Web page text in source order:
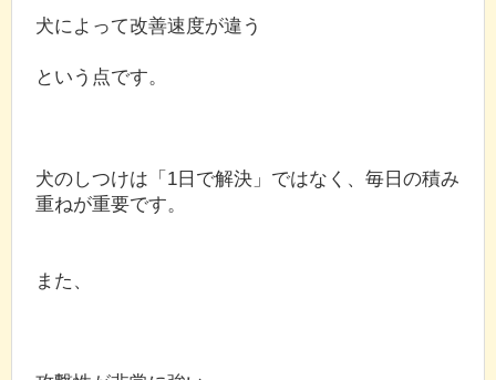
犬によって改善速度が違う
という点です。
犬のしつけは「1日で解決」ではなく、毎日の積み
重ねが重要です。
また、